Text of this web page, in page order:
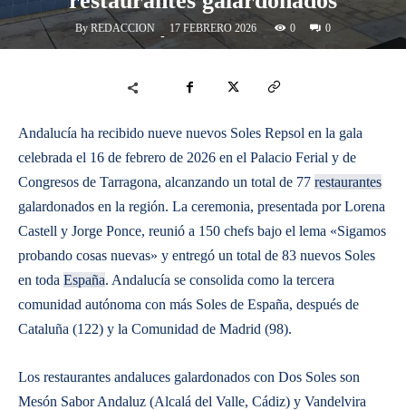
By REDACCION - 17 FEBRERO 2026 0 0
Andalucía ha recibido nueve nuevos Soles Repsol en la gala
celebrada el 16 de febrero de 2026 en el Palacio Ferial y de
Congresos de Tarragona, alcanzando un total de 77 restaurantes
galardonados en la región. La ceremonia, presentada por Lorena
Castell y Jorge Ponce, reunió a 150 chefs bajo el lema «Sigamos
probando cosas nuevas» y entregó un total de 83 nuevos Soles
en toda España. Andalucía se consolida como la tercera
comunidad autónoma con más Soles de España, después de
Cataluña (122) y la Comunidad de Madrid (98).
Los restaurantes andaluces galardonados con Dos Soles son
Mesón Sabor Andaluz (Alcalá del Valle, Cádiz) y Vandelvira